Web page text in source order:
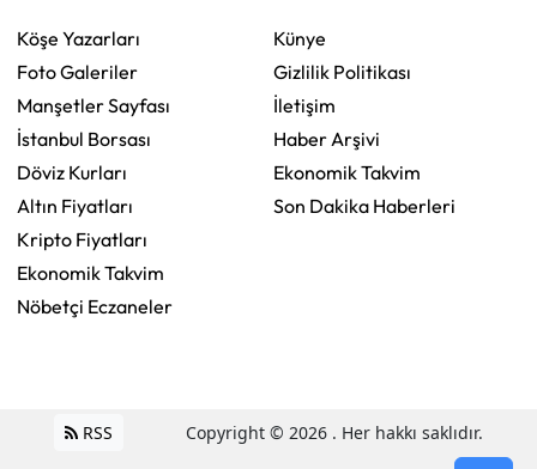
Köşe Yazarları
Foto Galeriler
Manşetler Sayfası
İstanbul Borsası
Döviz Kurları
Altın Fiyatları
Kripto Fiyatları
Ekonomik Takvim
Nöbetçi Eczaneler
Künye
Gizlilik Politikası
İletişim
Haber Arşivi
Ekonomik Takvim
Son Dakika Haberleri
RSS Copyright © 2026 . Her hakkı saklıdır.